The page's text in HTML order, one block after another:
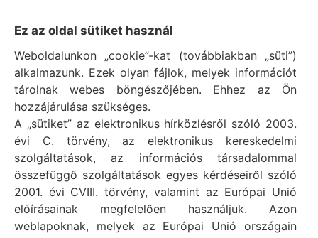
Impresszum
Vál Község Önkormányzat hivatalos honlapja
Vál Község Önkormányzat © 1996 - 2020
Adószám: 15727079-2-07
Adatvédelmi tájékoztató
Felelős: Bechtold Tamás polgármester
Cím: H-2473 Vál, Vajda János utca 2.
Telefon: +36 (22) 353-411
E-mail: polgarmester@val.hu
Ez az oldal sütiket használ
Weboldalunkon „cookie”-kat (továbbiakban „süti”)
alkalmazunk. Ezek olyan fájlok, melyek információt
tárolnak webes böngészőjében. Ehhez az Ön
hozzájárulása szükséges.
A „sütiket” az elektronikus hírközlésről szóló 2003.
évi C. törvény, az elektronikus kereskedelmi
szolgáltatások, az információs társadalommal
összefüggő szolgáltatások egyes kérdéseiről szóló
2001. évi CVIII. törvény, valamint az Európai Unió
előírásainak megfelelően használjuk. Azon
weblapoknak, melyek az Európai Unió országain